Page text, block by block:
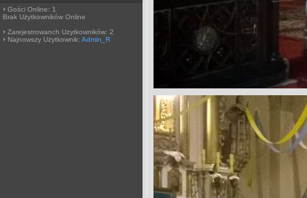
Gości Online: 1
Brak Użytkowników Online
Zarejestrowanch Uzytkowników: 2
Najnowszy Użytkownik: Admin_R